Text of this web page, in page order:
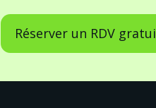
Réserver un RDV